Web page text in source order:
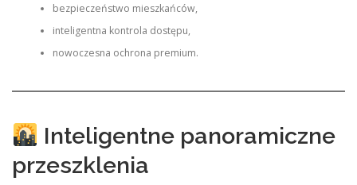
bezpieczeństwo mieszkańców,
inteligentna kontrola dostępu,
nowoczesna ochrona premium.
Inteligentne panoramiczne
przeszklenia